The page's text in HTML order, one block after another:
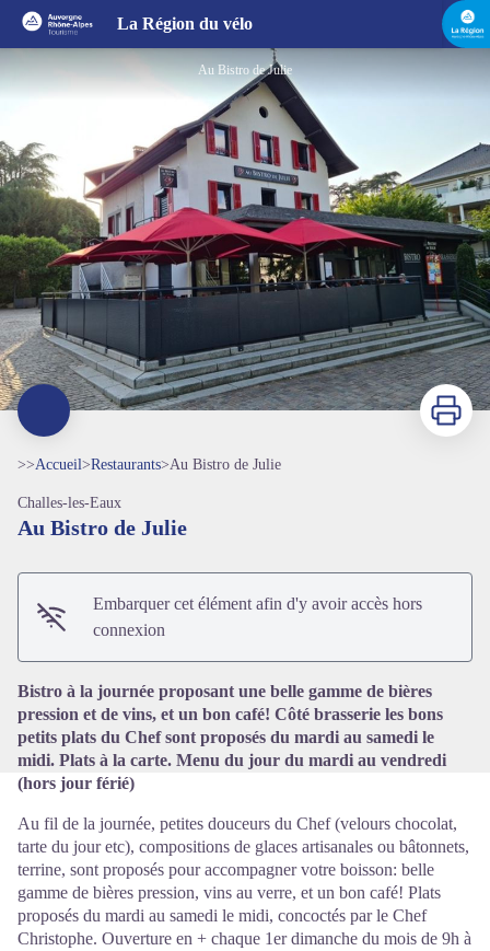
La Région du vélo
Au Bistro de Julie
Voir l'image en plein écran
Imprimer
>>Accueil>Restaurants>Au Bistro de Julie
Challes-les-Eaux
Au Bistro de Julie
Embarquer cet élément afin d'y avoir accès hors
connexion
Bistro à la journée proposant une belle gamme de bières
pression et de vins, et un bon café! Côté brasserie les bons
petits plats du Chef sont proposés du mardi au samedi le
midi. Plats à la carte. Menu du jour du mardi au vendredi
(hors jour férié)
Au fil de la journée, petites douceurs du Chef (velours chocolat,
tarte du jour etc), compositions de glaces artisanales ou bâtonnets,
terrine, sont proposés pour accompagner votre boisson: belle
gamme de bières pression, vins au verre, et un bon café! Plats
proposés du mardi au samedi le midi, concoctés par le Chef
Christophe. Ouverture en + chaque 1er dimanche du mois de 9h à